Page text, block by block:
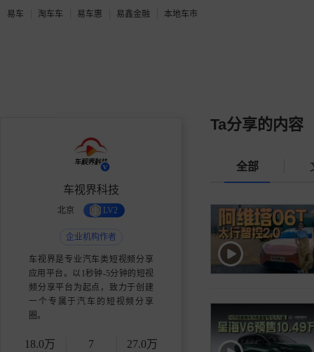
易车 淘车车 易车惠 易鑫金融 本地车市
车视界科技
北京 LV2
企业机构作者
车视界是专业汽车类短视频分享
应用平台。以1秒钟-5分钟的短视
频分享平台为起点，致力于创建
一个专属于汽车的短视频分享
圈。
18.0万 7 27.0万
Ta分享的内容
全部